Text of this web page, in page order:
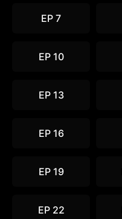
EP 7
EP 10
EP 13
EP 16
EP 19
EP 22